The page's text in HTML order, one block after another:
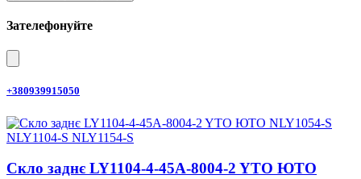
Зателефонуйте
+380939915050
Скло заднє LY1104-4-45A-8004-2 YTO ЮТО